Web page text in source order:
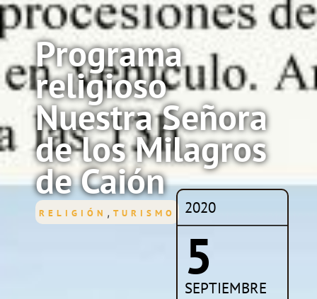
2020
5
SEPTIEMBRE
Programa
religioso
Nuestra Señora
de los Milagros
de Caión
RELIGIÓN , TURISMO